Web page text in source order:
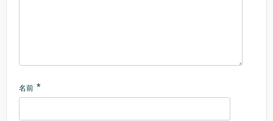
名前 *